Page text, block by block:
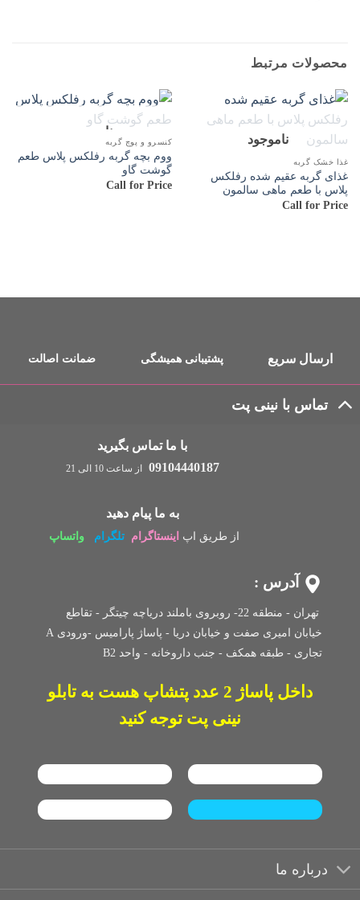
محصولات مرتبط
ناموجود
غذا خشک گربه
غذای گربه عقیم شده رفلکس
پلاس با طعم ماهی سالمون
Call for Price
ناموجود
کنسرو و پوچ گربه
ووم بچه گربه رفلکس پلاس طعم
گوشت گاو
Call for Price
ارسال سریع پشتیبانی همیشگی ضمانت اصالت
تماس با نینی پت
با ما تماس بگیرید
09104440187
از ساعت 10 الی 21
به ما پیام دهید
از طریق اپ اینستاگرام تلگرام واتساپ
آدرس :
تهران - منطقه 22- روبروی باملند دریاچه چیتگر - تقاطع
خیابان امیری صفت و خیابان دریا - پاساژ پارامیس -ورودی A
تجاری - طبقه همکف - جنب داروخانه - واحد B2
داخل پاساژ 2 عدد پتشاپ هست به تابلو
نینی پت توجه کنید
درباره ما